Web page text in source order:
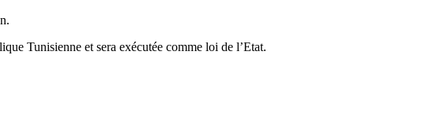
Tunisienne et sera exécutée comme loi de l’Etat.